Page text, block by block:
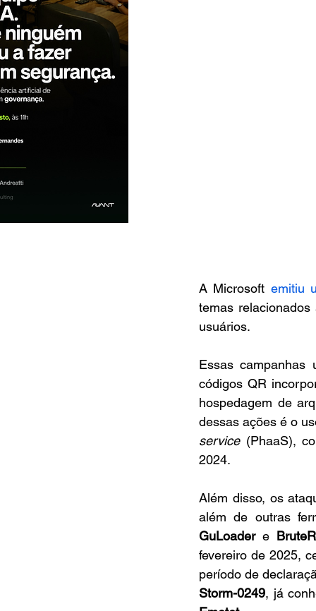
A Microsoft emitiu
temas
usuários.
Essas campanhas
códigos QR
hospedagem de
dessas ações é o
service (PhaaS),
2024.
Além disso, os
além de outras
GuLoader e
fevereiro de 2025,
Storm-0249, já